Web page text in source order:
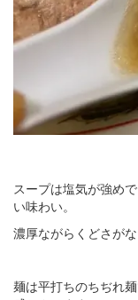
スープは塩気が強め
い味わい。
濃厚ながらくどさが
麺は平打ちのちぢれ